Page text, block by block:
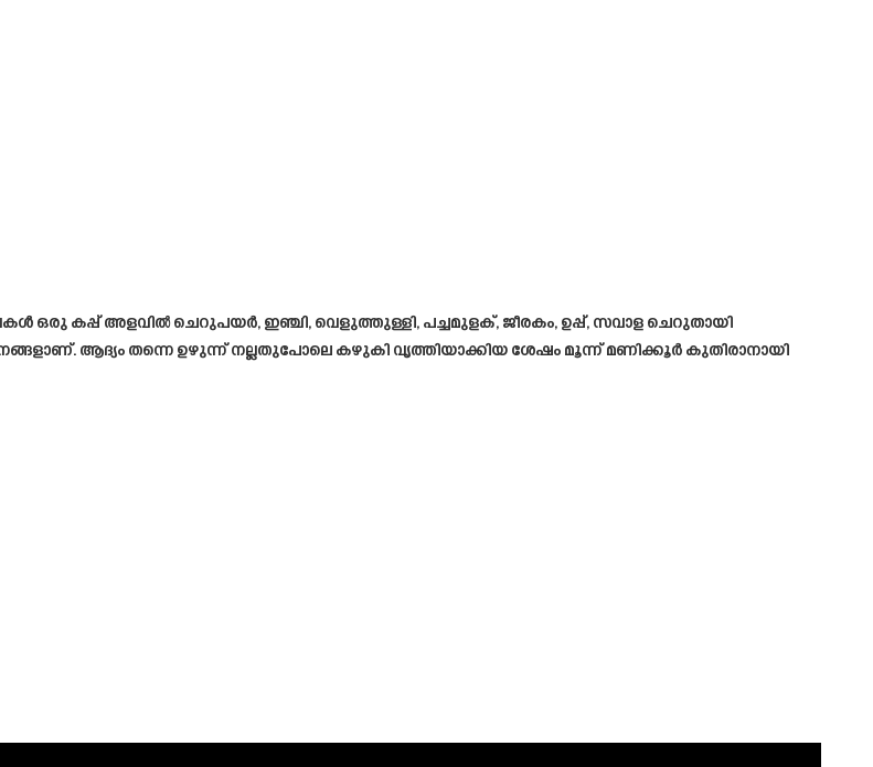
ഒരു കപ്പ് അളവിൽ ചെറുപയർ, ഇഞ്ചി, വെളുത്തുള്ളി, പച്ചമുളക്, ജീരകം, ഉപ്പ്, സവാള ചെറുതായി
ആദ്യം തന്നെ ഉഴുന്ന് നല്ലതുപോലെ കഴുകി വൃത്തിയാക്കിയ ശേഷം മൂന്ന് മണിക്കൂർ കുതിരാനായി